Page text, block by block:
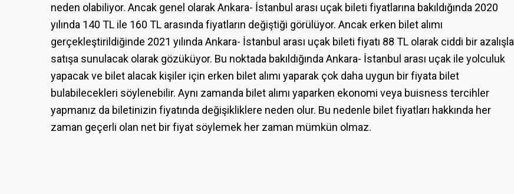
neden olabiliyor. Ancak genel olarak Ankara- İstanbul arası uçak bileti fiyatlarına bakıldığında 2020
yılında 140 TL ile 160 TL arasında fiyatların değiştiği görülüyor. Ancak erken bilet alımı
gerçekleştirildiğinde 2021 yılında Ankara- İstanbul arası uçak bileti fiyatı 88 TL olarak ciddi bir azalışla
satışa sunulacak olarak gözüküyor. Bu noktada bakıldığında Ankara- İstanbul arası uçak ile yolculuk
yapacak ve bilet alacak kişiler için erken bilet alımı yaparak çok daha uygun bir fiyata bilet
bulabilecekleri söylenebilir. Aynı zamanda bilet alımı yaparken ekonomi veya buisness tercihler
yapmanız da biletinizin fiyatında değişikliklere neden olur. Bu nedenle bilet fiyatları hakkında her
zaman geçerli olan net bir fiyat söylemek her zaman mümkün olmaz.